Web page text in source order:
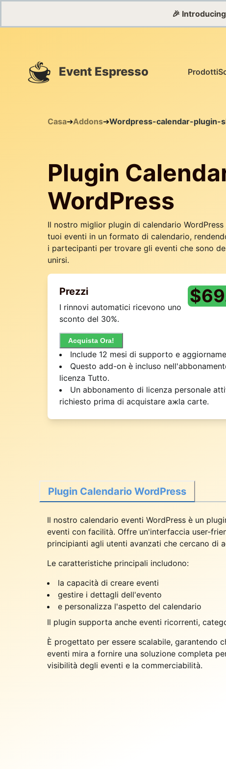
🎉 Introducing
Event Espresso Prodotti
Casa➔Addons➔Wordpress-calendar-plugin-
Plugin
WordPress
Il nostro miglior plugin di calendario WordPress
tuoi eventi in un formato di calendario,
i partecipanti per trovare gli eventi che sono
unirsi.
Prezzi
I rinnovi automatici ricevono uno
sconto del 30%.
Acquista Ora!
$
Include 12 mesi di supporto e
Questo add-on è incluso
licenza Tutto.
Un abbonamento di licenza personale
richiesto prima di acquistare aжla carte.
Plugin Calendario WordPress
Il nostro calendario eventi WordPress è un
eventi con facilità. Offre un'interfaccia user-
principianti agli utenti avanzati che cercano di
Le caratteristiche principali includono:
la capacità di creare eventi
gestire i dettagli dell'evento
e personalizza l'aspetto del calendario
Il plugin supporta anche eventi ricorrenti,
È progettato per essere scalabile, garantendo
eventi mira a fornire una soluzione completa
visibilità degli eventi e la commerciabilità.